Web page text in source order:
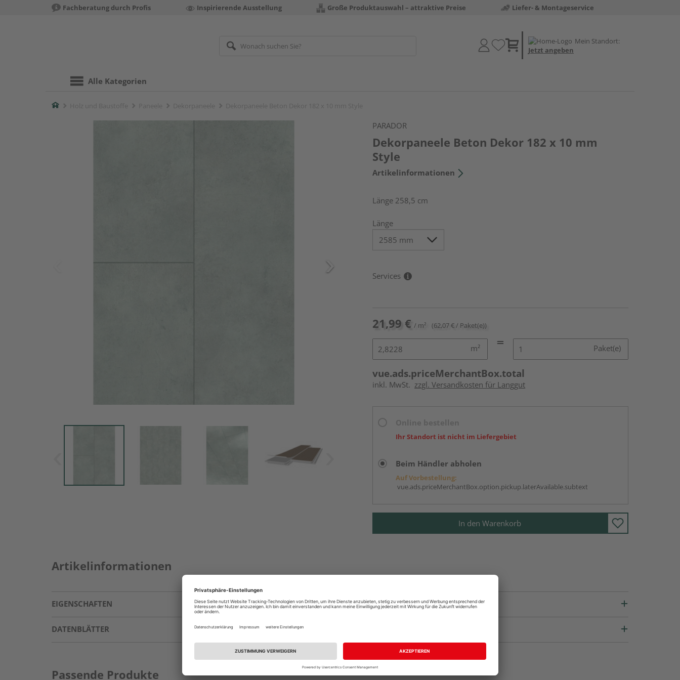
Fachberatung durch Profis Inspirierende Ausstellung Große Produktauswahl – attraktive Preise Liefer- & Montageservice
Mein Standort:
Jetzt angeben
Alle Kategorien
Home
PARADOR
Dekorpaneele Beton Dekor 182 x 10 mm
Style
Artikelinformationen
Länge 258,5 cm
Länge
Services
21,99 € / m² (62,07 € / Paket(e))
m² Paket(e)
vue.ads.priceMerchantBox.total
inkl. MwSt. zzgl. Versandkosten für Langgut
Ihr Standort ist nicht im Liefergebiet
Beim Händler abholen
Auf Vorbestellung:
vue.ads.priceMerchantBox.option.pickup.laterAvailable.subtext
In den Warenkorb
Artikelinformationen
EIGENSCHAFTEN
DATENBLÄTTER
Passende Produkte